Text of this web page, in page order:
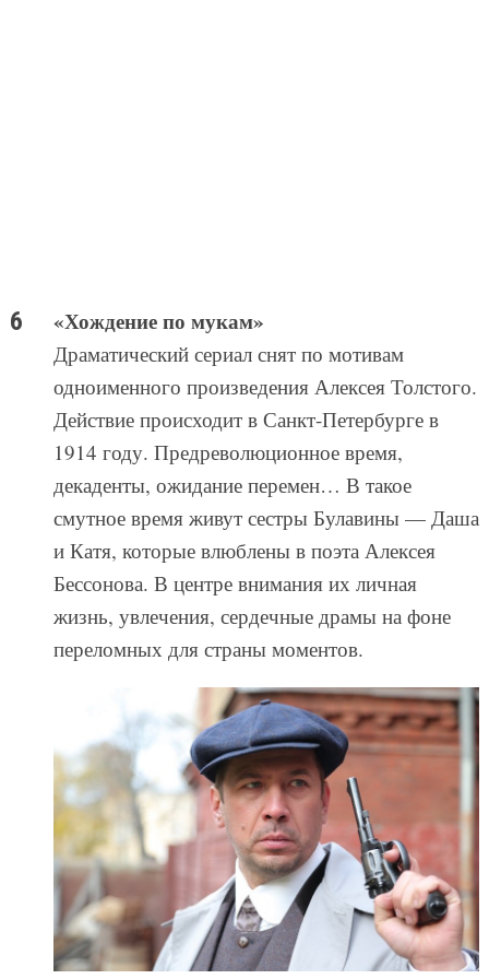
«Хождение по мукам»
Драматический сериал снят по мотивам
одноименного произведения Алексея Толстого.
Действие происходит в Санкт-Петербурге в
1914 году. Предреволюционное время,
декаденты, ожидание перемен… В такое
смутное время живут сестры Булавины — Даша
и Катя, которые влюблены в поэта Алексея
Бессонова. В центре внимания их личная
жизнь, увлечения, сердечные драмы на фоне
переломных для страны моментов.